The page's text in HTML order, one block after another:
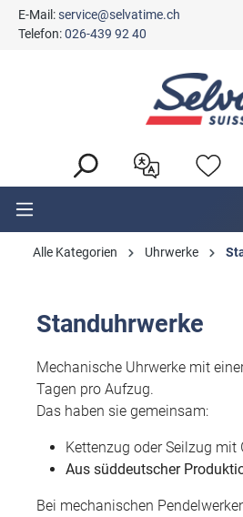
springen
E-Mail:service@selvatime.ch
Telefon:026-439 92 40
Alle Kategorien Uhrwerke
Standuhrwerke
Mechanische Uhrwerke mit
Tagen pro Aufzug.
Das haben sie gemeinsam:
Kettenzug oder Seilzug mit
Aus süddeutscher
Bei mechanischen